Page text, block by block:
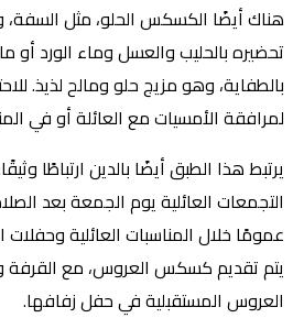
هناك أيضًا الكسكس الحلو، مثل السفة،
تحضيره بالحليب والعسل وماء الورد أو
بالطفاية، وهو مزيج حلو ومالح لذيذ.
لمرافقة الأمسيات مع العائلة أو في
يرتبط هذا الطبق أيضًا بالدين ارتباطًا
التجمعات العائلية يوم الجمعة بعد
عمومًا خلال المناسبات العائلية
يتم تقديم كسكس العروس، مع القرفة
العروس المستقبلية في حفل زفافها.